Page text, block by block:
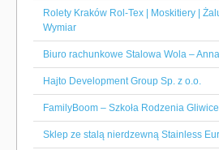
Rolety Kraków Rol-Tex | Moskitiery |
Wymiar
Biuro rachunkowe Stalowa Wola –
Hajto Development Group Sp. z o.o.
FamilyBoom – Szkoła Rodzenia
Sklep ze stalą nierdzewną Stainless